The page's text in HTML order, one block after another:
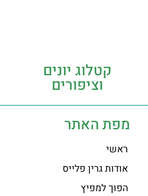
קטלוג יונים
וציפורים
מפת האתר
ראשי
אודות גרין פלייס
הפוך למפיץ